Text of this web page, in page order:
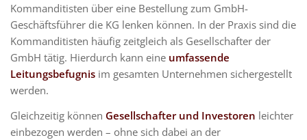
Kommanditisten über eine Bestellung zum GmbH-
Geschäftsführer die KG lenken können. In der Praxis sind die
Kommanditisten häufig zeitgleich als Gesellschafter der
GmbH tätig. Hierdurch kann eine umfassende
Leitungsbefugnis im gesamten Unternehmen sichergestellt
werden.
Gleichzeitig können Gesellschafter und Investoren leichter
einbezogen werden – ohne sich dabei an der